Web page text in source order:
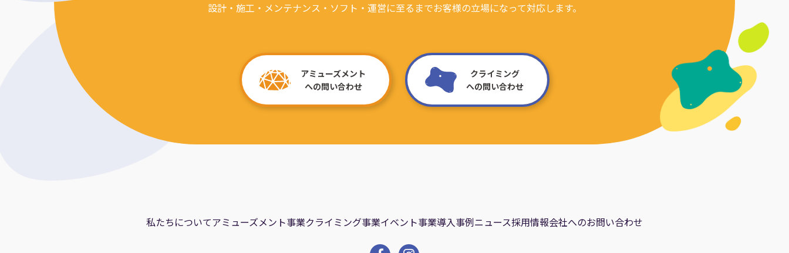
設計・施工・メンテナンス・ソフト・運営に至るまでお客様の立場になって対応します。
アミューズメント
への問い合わせ
クライミング
への問い合わせ
私たちについてアミューズメント事業クライミング事業イベント事業導入事例ニュース採用情報会社へのお問い合わせ